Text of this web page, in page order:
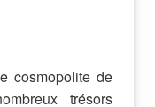
cosmopolite de
trésors